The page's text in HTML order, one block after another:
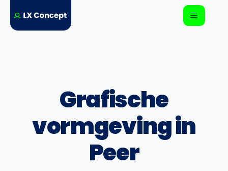
Grafische
vormgeving in
Peer